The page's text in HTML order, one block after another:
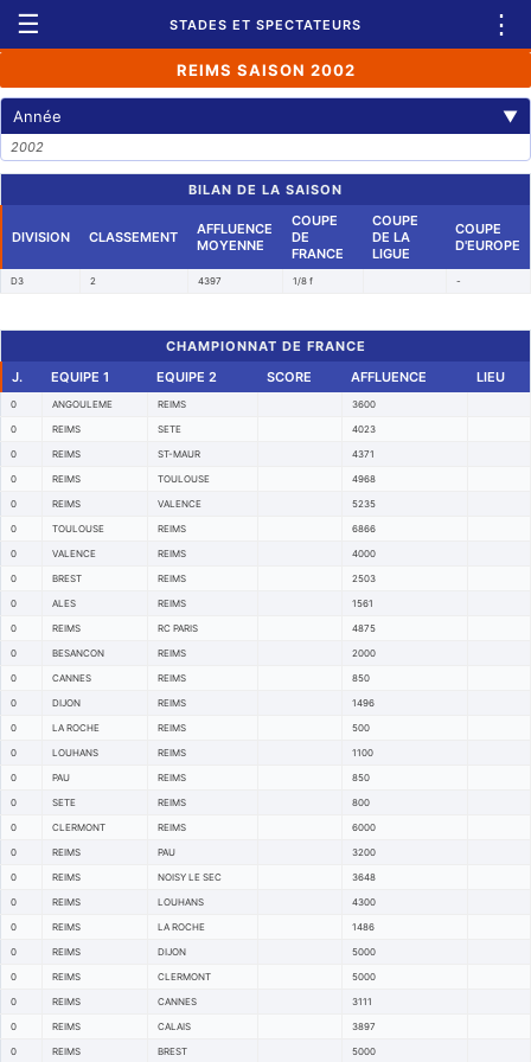
☰ STADES ET SPECTATEURS ⋮
REIMS SAISON 2002
Année ▼
2002
BILAN DE LA SAISON
DIVISION CLASSEMENT
AFFLUENCE
MOYENNE
COUPE
DE
FRANCE
COUPE
DE LA
LIGUE
COUPE
D'EUROPE
D3 2 4397 1/8 f -
CHAMPIONNAT DE FRANCE
J.
EQUIPE 1 EQUIPE 2 SCORE AFFLUENCE LIEU
0 ANGOULEME REIMS 3600
0 REIMS SETE 4023
0 REIMS ST-MAUR 4371
0 REIMS TOULOUSE 4968
0 REIMS VALENCE 5235
0 TOULOUSE REIMS 6866
0 VALENCE REIMS 4000
0 BREST REIMS 2503
0 ALES REIMS 1561
0 REIMS RC PARIS 4875
0 BESANCON REIMS 2000
0 CANNES REIMS 850
0 DIJON REIMS 1496
0 LA ROCHE REIMS 500
0 LOUHANS REIMS 1100
0 PAU REIMS 850
0 SETE REIMS 800
0 CLERMONT REIMS 6000
0 REIMS PAU 3200
0 REIMS NOISY LE SEC 3648
0 REIMS LOUHANS 4300
0 REIMS LA ROCHE 1486
0 REIMS DIJON 5000
0 REIMS CLERMONT 5000
0 REIMS CANNES 3111
0 REIMS CALAIS 3897
0 REIMS BREST 5000